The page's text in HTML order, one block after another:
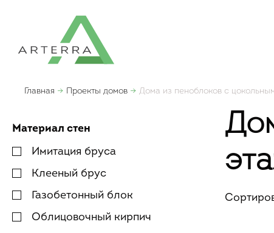
Главная Проекты домов Дома из пеноблоков с
Материал стен
Имитация бруса
Клееный брус
Газобетонный блок
Облицовочный кирпич